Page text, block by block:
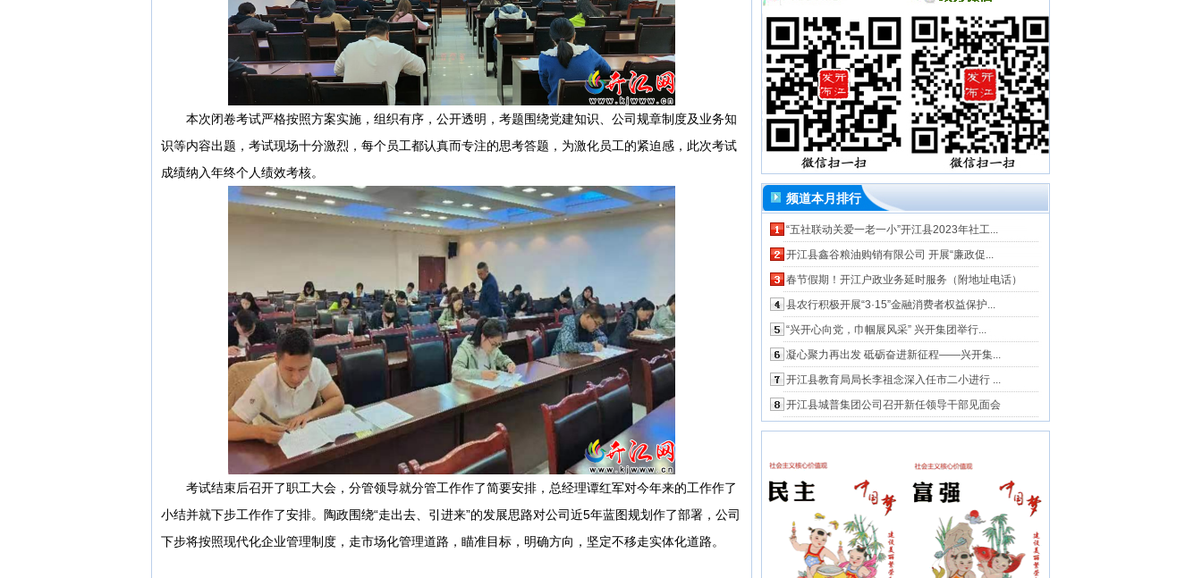
本次闭卷考试严格按照方案实施，组织有序，公开透明，考题围绕党建知识、公司规章制度及业务知
识等内容出题，考试现场十分激烈，每个员工都认真而专注的思考答题，为激化员工的紧迫感，此次考试
成绩纳入年终个人绩效考核。
考试结束后召开了职工大会，分管领导就分管工作作了简要安排，总经理谭红军对今年来的工作作了
小结并就下步工作作了安排。陶政围绕“走出去、引进来”的发展思路对公司近5年蓝图规划作了部署，公司
下步将按照现代化企业管理制度，走市场化管理道路，瞄准目标，明确方向，坚定不移走实体化道路。
频道本月排行
“五社联动关爱一老一小”开江县2023年社工...
开江县鑫谷粮油购销有限公司 开展“廉政促...
春节假期！开江户政业务延时服务（附地址电话）
县农行积极开展“3·15”金融消费者权益保护...
“兴开心向党，巾帼展风采” 兴开集团举行...
凝心聚力再出发 砥砺奋进新征程——兴开集...
开江县教育局局长李祖念深入任市二小进行 ...
开江县城普集团公司召开新任领导干部见面会